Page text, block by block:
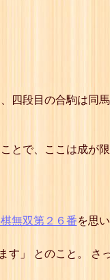
四段目の合駒は同
とで、ここは成が限
無双第２６番を思
」 とのこと。 さ